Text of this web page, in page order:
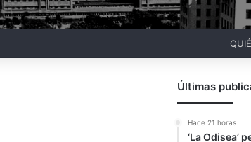
Últimas
Hace 21 horas
‘La Odisea’